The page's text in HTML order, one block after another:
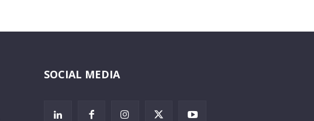
SOCIAL MEDIA